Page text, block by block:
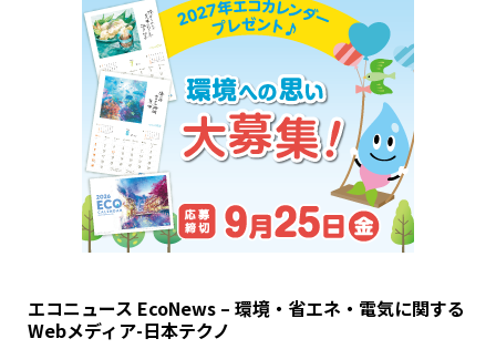
エコニュース EcoNews – 環境・省エネ・電気に関する
Webメディア-日本テクノ